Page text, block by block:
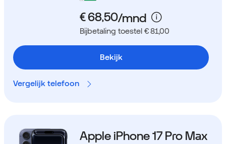
Bijbetaling toestel € 81,00
Bekijk
Vergelijk telefoon
Apple iPhone 17 Pro Max